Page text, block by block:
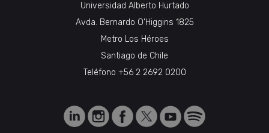
Universidad Alberto Hurtado
Avda. Bernardo O’Higgins 1825
Metro Los Héroes
Santiago de Chile
Teléfono +56 2 2692 0200